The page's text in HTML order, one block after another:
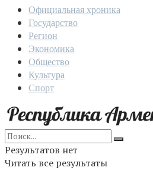
Официальная хроника
Государство
Регион
Экономика
Общество
Культура
Спорт
Результатов нет
Читать все результаты